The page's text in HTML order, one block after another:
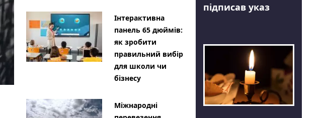
Інтерактивна
панель 65 дюймів:
як зробити
правильний вибір
для школи чи
бізнесу
Міжнародні
підписав указ